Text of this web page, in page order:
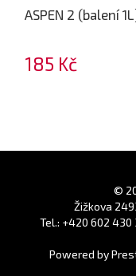
ASPEN 2 (balení
185 Kč
©
Žižkova
Tel.: +420 602 430
Powered by